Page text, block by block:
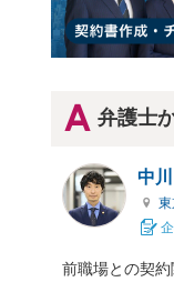
弁護士
中
前職場との契